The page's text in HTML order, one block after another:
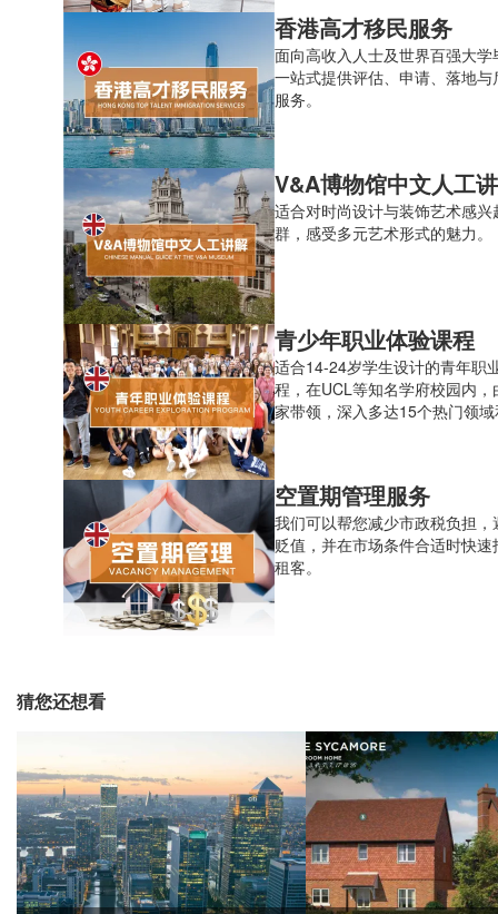
香港高才移民服务
面向高收入人士及世界百强大学
一站式提供评估、申请、落地与
服务。
V&A博物馆中文人工
适合对时尚设计与装饰艺术感兴
群，感受多元艺术形式的魅力。
青少年职业体验课程
适合14-24岁学生设计的青年职
程，在UCL等知名学府校园内，
家带领，深入多达15个热门领
空置期管理服务
我们可以帮您减少市政税负担，
贬值，并在市场条件合适时快速
租客。
猜您还想看